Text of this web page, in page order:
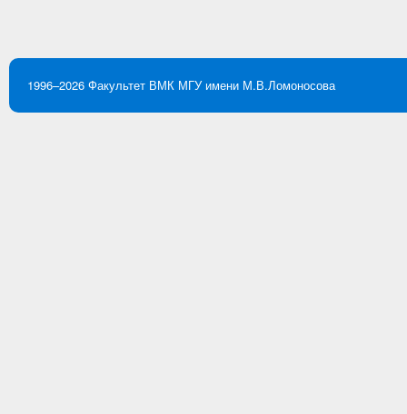
1996–2026 Факультет ВМК МГУ имени М.В.Ломоносова